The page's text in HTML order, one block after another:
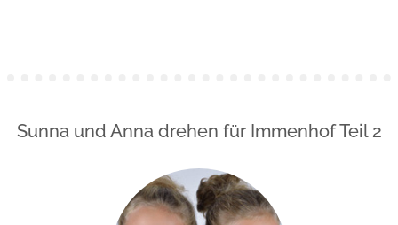
Sunna und Anna drehen für Immenhof Teil 2